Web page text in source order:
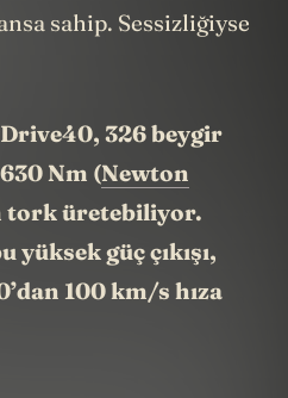
sahip. Sessizliğiyse
326 beygir
Nm (Newton
tork üretebiliyor.
güç çıkışı,
100 km/s hıza